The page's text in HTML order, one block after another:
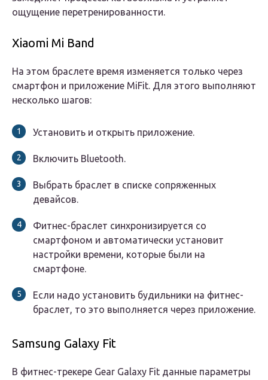
ощущение перетренированности.
Xiaomi Mi Band
На этом браслете время изменяется только через
смартфон и приложение MiFit. Для этого выполняют
несколько шагов:
Установить и открыть приложение.
Включить Bluetooth.
Выбрать браслет в списке сопряженных
девайсов.
Фитнес-браслет синхронизируется со
смартфоном и автоматически установит
настройки времени, которые были на
смартфоне.
Если надо установить будильники на фитнес-
браслет, то это выполняется через приложение.
Samsung Galaxy Fit
В фитнес-трекере Gear Galaxy Fit данные параметры